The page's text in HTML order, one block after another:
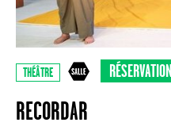
THÉÂTRE RÉSERVATION
RECORDAR